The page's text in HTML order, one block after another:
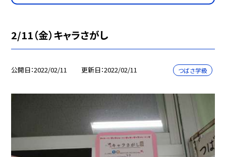
2/11（金）キャラさがし
公開日 2022/02/11 更新日 2022/02/11 つばさ学級